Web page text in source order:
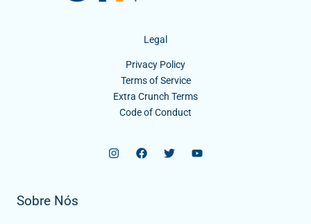
Legal
Privacy Policy
Terms of Service
Extra Crunch Terms
Code of Conduct
Sobre Nós